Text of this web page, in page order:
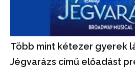
Több mint kétezer gyerek
Jégvarázs című előadást